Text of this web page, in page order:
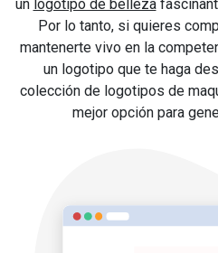
un logotipo de belleza
Por lo tanto, si quieres
mantenerte vivo en la
un logotipo que te haga
colección de logotipos de
mejor opción para